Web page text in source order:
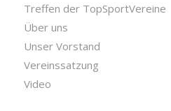
Treffen der TopSportVereine
Über uns
Unser Vorstand
Vereinssatzung
Video